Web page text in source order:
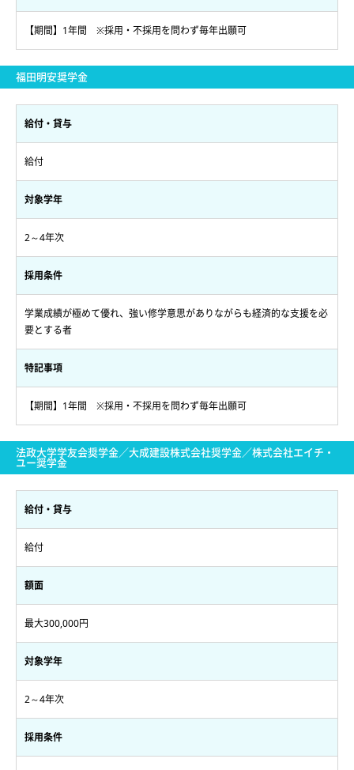
【期間】1年間 ※採用・不採用を問わず毎年出願可
福田明安奨学金
給付・貸与
給付
対象学年
2～4年次
採用条件
学業成績が極めて優れ、強い修学意思がありながらも経済的な支援を必
要とする者
特記事項
【期間】1年間 ※採用・不採用を問わず毎年出願可
法政大学学友会奨学金／大成建設株式会社奨学金／株式会社エイチ・
ユー奨学金
給付・貸与
給付
額面
最大300,000円
対象学年
2～4年次
採用条件